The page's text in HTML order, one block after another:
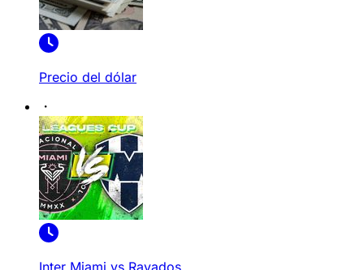
Precio del dólar
Inter Miami vs Rayados